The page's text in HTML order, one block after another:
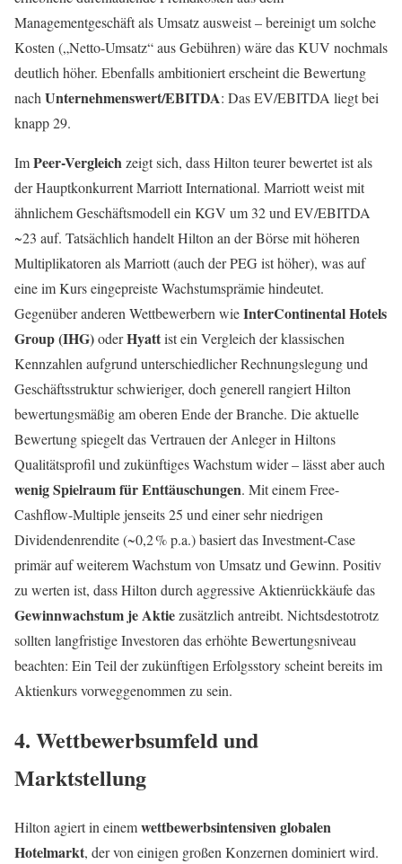
Managementgeschäft als Umsatz ausweist – bereinigt um solche
Kosten („Netto-Umsatz“ aus Gebühren) wäre das KUV nochmals
deutlich höher. Ebenfalls ambitioniert erscheint die Bewertung
nachUnternehmenswert/EBITDA: Das EV/EBITDA liegt bei
knapp 29.
ImPeer-Vergleichzeigt sich, dass Hilton teurer bewertet ist als
der Hauptkonkurrent Marriott International. Marriott weist mit
ähnlichem Geschäftsmodell ein KGV um 32 und EV/EBITDA
~23 auf. Tatsächlich handelt Hilton an der Börse mit höheren
Multiplikatoren als Marriott (auch der PEG ist höher), was auf
eine im Kurs eingepreiste Wachstumsprämie hindeutet.
Gegenüber anderen Wettbewerbern wieInterContinental Hotels
Group (IHG)oderHyattist ein Vergleich der klassischen
Kennzahlen aufgrund unterschiedlicher Rechnungslegung und
Geschäftsstruktur schwieriger, doch generell rangiert Hilton
bewertungsmäßig am oberen Ende der Branche. Die aktuelle
Bewertung spiegelt das Vertrauen der Anleger in Hiltons
Qualitätsprofil und zukünftiges Wachstum wider – lässt aber auch
wenig Spielraum für Enttäuschungen. Mit einem Free-
Cashflow-Multiple jenseits 25 und einer sehr niedrigen
Dividendenrendite (~0,2 % p.a.) basiert das Investment-Case
primär auf weiterem Wachstum von Umsatz und Gewinn. Positiv
zu werten ist, dass Hilton durch aggressive Aktienrückkäufe das
Gewinnwachstum je Aktiezusätzlich antreibt. Nichtsdestotrotz
sollten langfristige Investoren das erhöhte Bewertungsniveau
beachten: Ein Teil der zukünftigen Erfolgsstory scheint bereits im
Aktienkurs vorweggenommen zu sein.
4. Wettbewerbsumfeld und
Marktstellung
Hilton agiert in einemwettbewerbsintensiven globalen
Hotelmarkt, der von einigen großen Konzernen dominiert wird.